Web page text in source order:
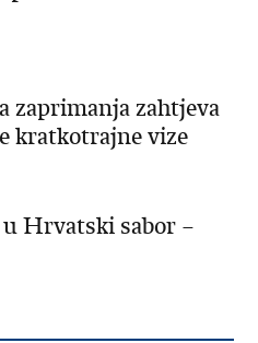
zaprimanja zahtjeva
kratkotrajne vize
Hrvatski sabor –